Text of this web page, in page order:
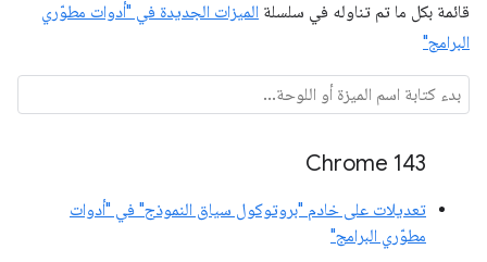
قائمة بكل ما تم تناوله في سلسلة الميزات الجديدة في "أدوات مطوّري
البرامج"
Chrome 143
تعديلات على خادم "بروتوكول سياق النموذج" في "أدوات
مطوّري البرامج"